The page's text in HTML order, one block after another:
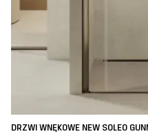
DRZWI WNĘKOWE NEW SOLEO